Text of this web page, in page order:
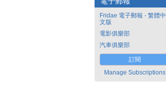
Fridae 電子郵報 - 繁體中
文版
電影俱樂部
汽車俱樂部
訂閱
Manage Subscriptions